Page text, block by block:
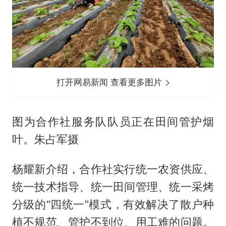
打开网易新闻 查看更多图片
图为合作社服务队队员正在田间管护烟
叶。朱占军摄
杨耀新介绍，合作社实行统一农资供应、
统一技术指导、统一田间管理、统一采烤
分级的“四统一”模式，有效解决了散户种
植不规范、管护不到位、用工难的问题。